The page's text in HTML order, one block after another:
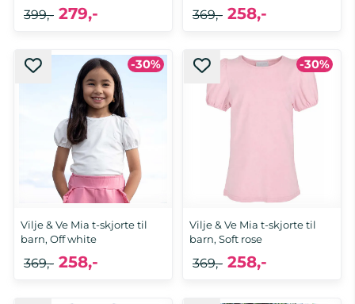
279,-
399,- 258,-
369,-
-30%
Vilje & Ve Mia t-skjorte til
barn, Off white
258,-
369,-
-30%
Vilje & Ve Mia t-skjorte til
barn, Soft rose
258,-
369,-